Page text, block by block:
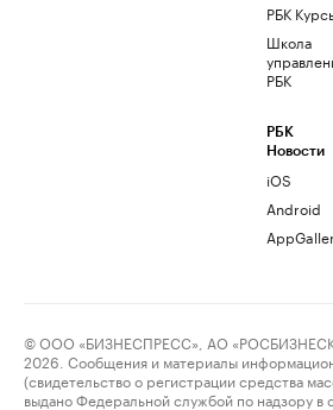
РБК
Школа
РБК
РБК
Новости
iOS
Android
© ООО «БИЗНЕСПРЕСС», АО
2026. Сообщения и материалы
(свидетельство о регистрации средства
выдано Федеральной службой по надзору в